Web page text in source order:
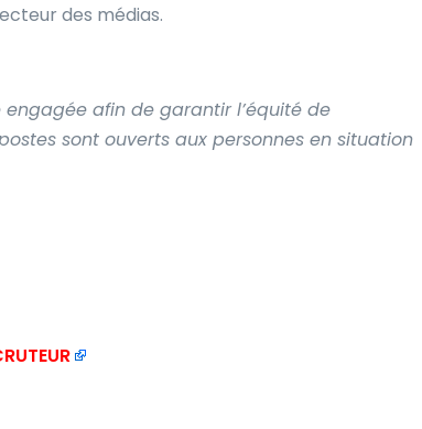
des médias.
engagée afin de garantir l’équité de
sont ouverts aux personnes en situation